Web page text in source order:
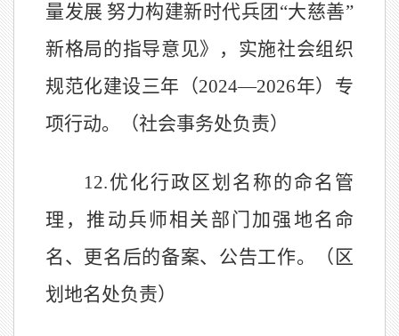
量发展 努力构建新时代兵团 “大慈善”
新格局的指导意见》，实施社会组织
规范化建设三年（2024—2026年）专
项行动。（社会事务处负责）
12.优化行政区划名称的命名管
理，推动兵师相关部门加强地名命
名、更名后的备案、公告工作。（区
划地名处负责）